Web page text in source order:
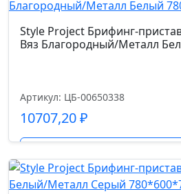
Style Project Брифинг-
Вяз Благородный/Металл
Артикул: ЦБ-00650338
10707,20₽